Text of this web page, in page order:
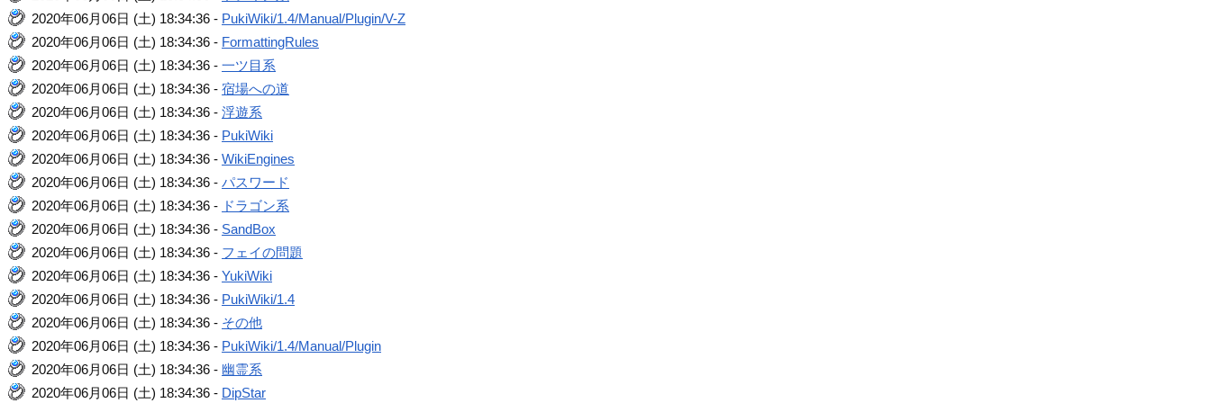
2020年06月06日 (土) 18:34:36 - PukiWiki/1.4/Manual/Plugin/V-Z
2020年06月06日 (土) 18:34:36 - FormattingRules
2020年06月06日 (土) 18:34:36 -一ツ目系
2020年06月06日 (土) 18:34:36 -宿場への道
2020年06月06日 (土) 18:34:36 -浮遊系
2020年06月06日 (土) 18:34:36 - PukiWiki
2020年06月06日 (土) 18:34:36 -WikiEngines
2020年06月06日 (土) 18:34:36 -パスワード
2020年06月06日 (土) 18:34:36 - ドラゴン系
2020年06月06日 (土) 18:34:36 - SandBox
2020年06月06日 (土) 18:34:36 - フェイの問題
2020年06月06日 (土) 18:34:36 -YukiWiki
2020年06月06日 (土) 18:34:36 - PukiWiki/1.4
2020年06月06日 (土) 18:34:36 - その他
2020年06月06日 (土) 18:34:36 - PukiWiki/1.4/Manual/Plugin
2020年06月06日 (土) 18:34:36 - 幽霊系
2020年06月06日 (土) 18:34:36 - DipStar